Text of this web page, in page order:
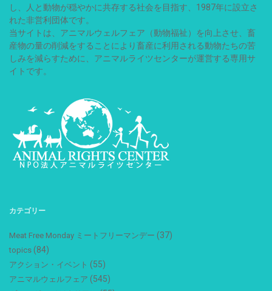
し、人と動物が穏やかに共存する社会を目指す、1987年に設立さ
れた非営利団体です。
当サイトは、アニマルウェルフェア（動物福祉）を向上させ、畜
産物の量の削減をすることにより畜産に利用される動物たちの苦
しみを減らすために、アニマルライツセンターが運営する専用サ
イトです。
カテゴリー
Meat Free Monday ミートフリーマンデー (37)
topics (84)
アクション・イベント (55)
アニマルウェルフェア (545)